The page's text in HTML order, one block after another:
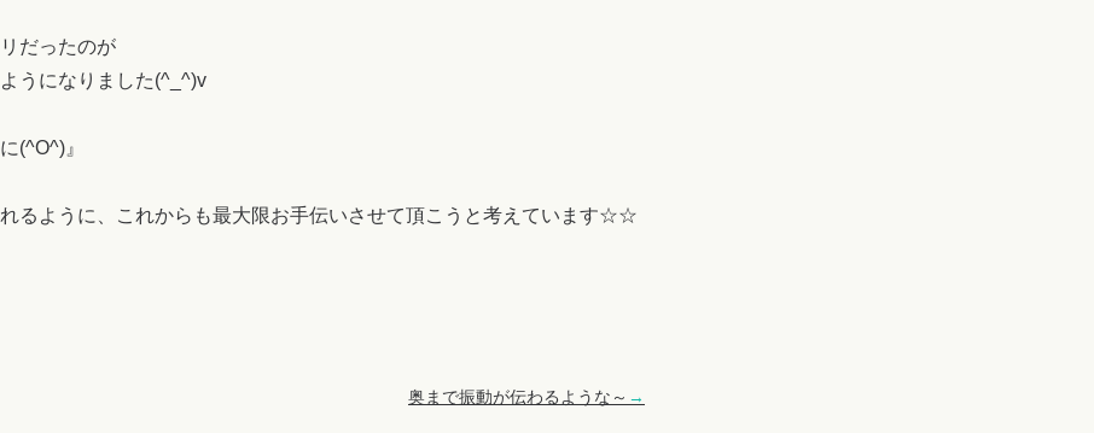
だったのが
うになりました(^_^)v
(^O^)』
るように、これからも最大限お手伝いさせて頂こうと考えています☆☆
奥まで振動が伝わるような～ →